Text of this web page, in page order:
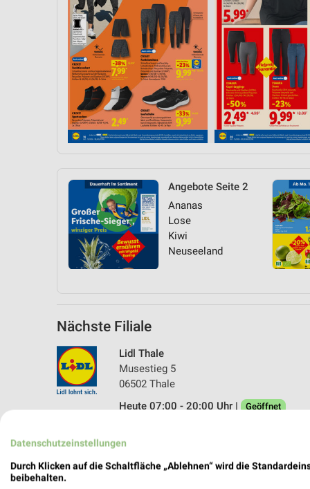
Angebote Seite 2
Ananas
Lose
Kiwi
Neuseeland
Nächste Filiale
Lidl Thale
Musestieg 5
06502 Thale
Heute 07:00 - 20:00 Uhr |
Geöffnet
Datenschutzeinstellungen
Durch Klicken auf die Schaltfläche „Ablehnen“ wird die
beibehalten.